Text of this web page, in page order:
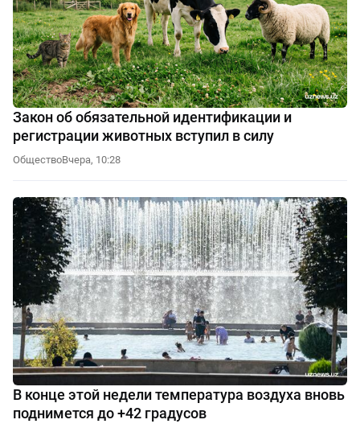
Закон об обязательной идентификации и
регистрации животных вступил в силу
ОбществоВчера, 10:28
В конце этой недели температура воздуха вновь
поднимется до +42 градусов